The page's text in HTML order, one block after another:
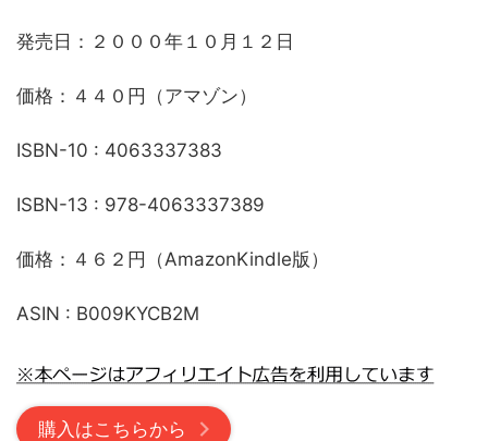
発売日：２０００年１０月１２日
価格：４４０円（アマゾン）
ISBN-10 : 4063337383
ISBN-13 : 978-4063337389
価格：４６２円（AmazonKindle版）
ASIN : B009KYCB2M
購入はこちらから